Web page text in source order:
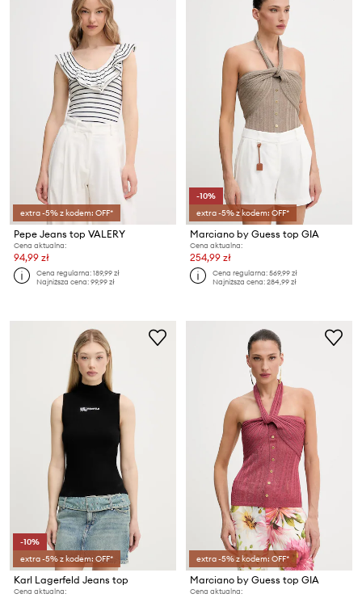
extra -5% z kodem: OFF*
Pepe Jeans top VALERY
Cena aktualna:
94,99 zł
Cena regularna:189,99 zł
Najniższa cena:99,99 zł
-10%
extra -5% z kodem: OFF*
Marciano by Guess top GIA
Cena aktualna:
254,99 zł
Cena regularna:569,99 zł
Najniższa cena:284,99 zł
-10%
extra -5% z kodem: OFF*
Karl Lagerfeld Jeans top
Cena aktualna:
extra -5% z kodem: OFF*
Marciano by Guess top GIA
Cena aktualna: